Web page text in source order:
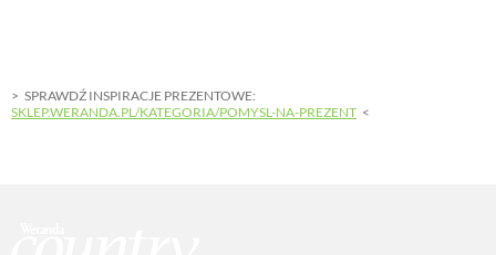
SPRAWDŹ INSPIRACJE PREZENTOWE:
SKLEP.WERANDA.PL/KATEGORIA/POMYSL-NA-PREZENT